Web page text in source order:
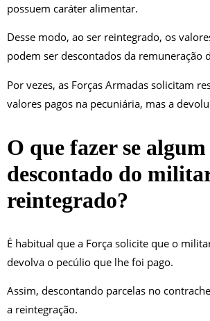
possuem caráter alimentar.
Desse modo, ao ser reintegrado, os
podem ser descontados da remuneração
Por vezes, as Forças Armadas solicitam
valores pagos na pecuniária, mas a
O que fazer se
descontado do
reintegrado?
É habitual que a Força solicite que o
devolva o pecúlio que lhe foi pago.
Assim, descontando parcelas no
a reintegração.